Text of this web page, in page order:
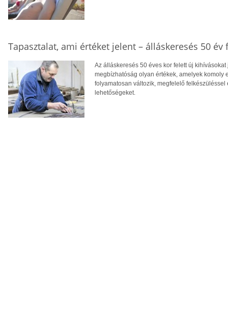
Tapasztalat, ami értéket jelent – álláskeresés 50 év
Az álláskeresés 50 éves kor felett új
megbízhatóság olyan értékek, amelyek komoly
folyamatosan változik, megfelelő
lehetőségeket.